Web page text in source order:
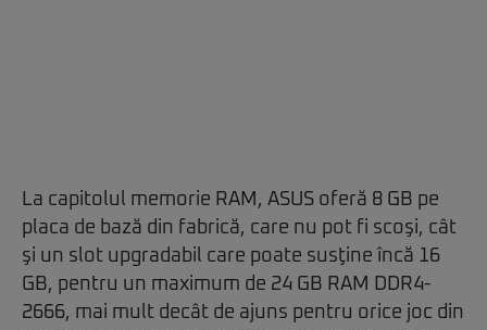
La capitolul memorie RAM, ASUS oferă 8 GB pe
placa de bază din fabrică, care nu pot fi scoşi, cât
şi un slot upgradabil care poate susţine încă 16
GB, pentru un maximum de 24 GB RAM DDR4-
2666, mai mult decât de ajuns pentru orice joc din